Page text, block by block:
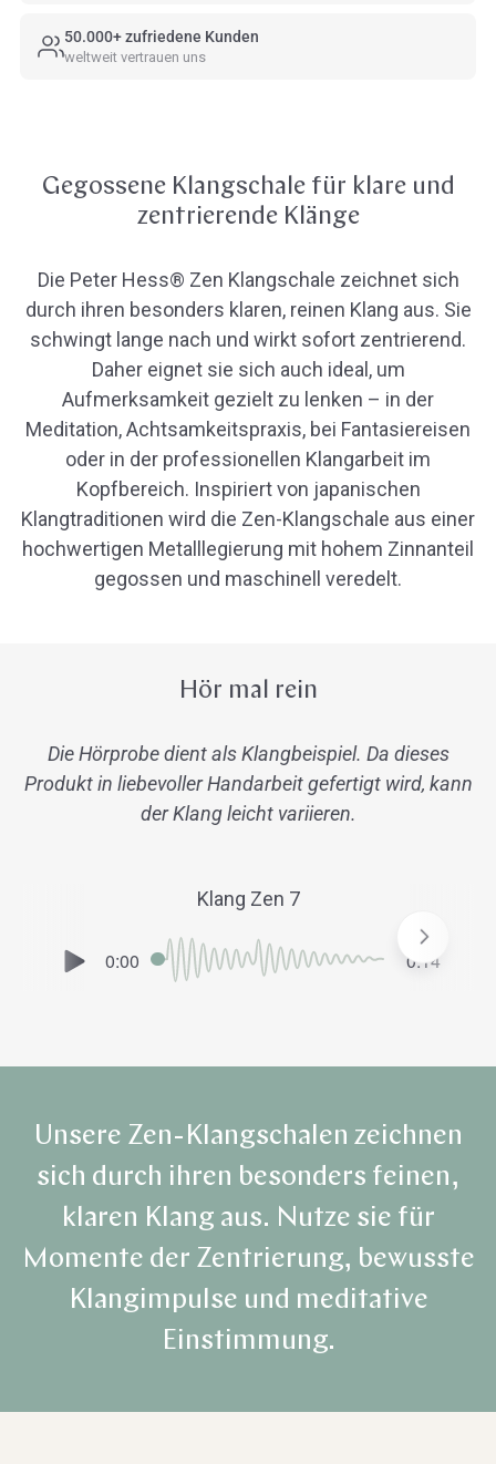
50.000+ zufriedene Kunden
weltweit vertrauen uns
Gegossene Klangschale für klare und
zentrierende Klänge
Die Peter Hess® Zen Klangschale zeichnet sich
durch ihren besonders klaren, reinen Klang aus. Sie
schwingt lange nach und wirkt sofort zentrierend.
Daher eignet sie sich auch ideal, um
Aufmerksamkeit gezielt zu lenken – in der
Meditation, Achtsamkeitspraxis, bei Fantasiereisen
oder in der professionellen Klangarbeit im
Kopfbereich. Inspiriert von japanischen
Klangtraditionen wird die Zen-Klangschale aus einer
hochwertigen Metalllegierung mit hohem Zinnanteil
gegossen und maschinell veredelt.
Hör mal rein
Die Hörprobe dient als Klangbeispiel. Da dieses
Produkt in liebevoller Handarbeit gefertigt wird, kann
der Klang leicht variieren.
Klang Zen 7
Unsere Zen-Klangschalen zeichnen
sich durch ihren besonders feinen,
klaren Klang aus. Nutze sie für
Momente der Zentrierung, bewusste
Klangimpulse und meditative
Einstimmung.